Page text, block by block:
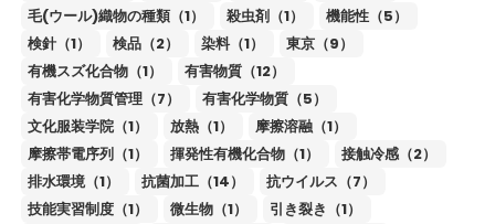
毛(ウール)織物の種類（1）
殺虫剤（1）
機能性（5）
検針（1）
検品（2） 染料（1）
東京（9）
有機スズ化合物（1）
有害物質（12）
有害化学物質管理（7）
有害化学物質（5）
文化服装学院（1）
放熱（1）
摩擦溶融（1）
摩擦帯電序列（1）
揮発性有機化合物（1）
接触冷感（2）
排水環境（1）
抗菌加工（14）
抗ウイルス（7）
技能実習制度（1）
微生物（1）
引き裂き（1）